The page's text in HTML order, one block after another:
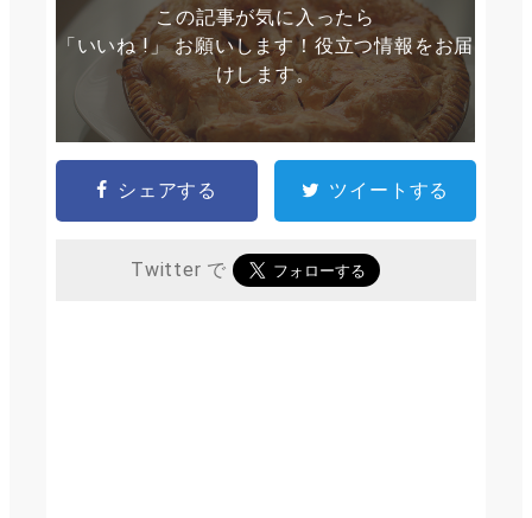
この記事が気に入ったら
「いいね !」 お願いします！役立つ情報をお届
けします。
シェアする ツイートする
Twitter で